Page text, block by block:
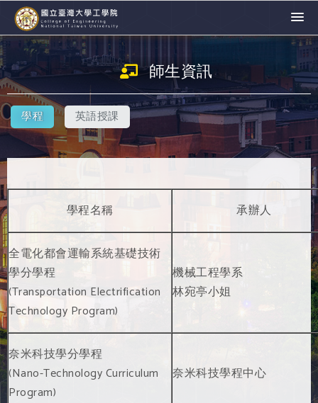
師生資訊
學程 英語授課
學程名稱 承辦人
全電化都會運輸系統基礎技術
學分學程
(Transportation Electrification
Technology Program)
機械工程學系
林宛亭小姐
奈米科技學分學程
(Nano-Technology Curriculum
Program)
奈米科技學程中心